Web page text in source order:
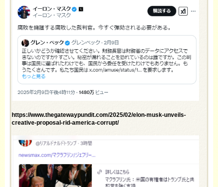
https://www.thegatewaypundit.com/2025/02/elon-musk-unveils-
creative-proposal-rid-america-corrupt/